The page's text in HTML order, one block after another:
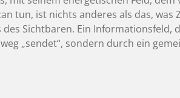
tun, ist nichts anderes als das, was
Sichtbaren. Ein Informationsfeld,
„sendet“, sondern durch ein